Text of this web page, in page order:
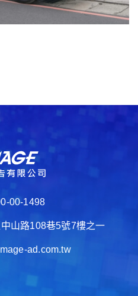
00-1498
山路108巷5號7樓之一
ad.com.tw